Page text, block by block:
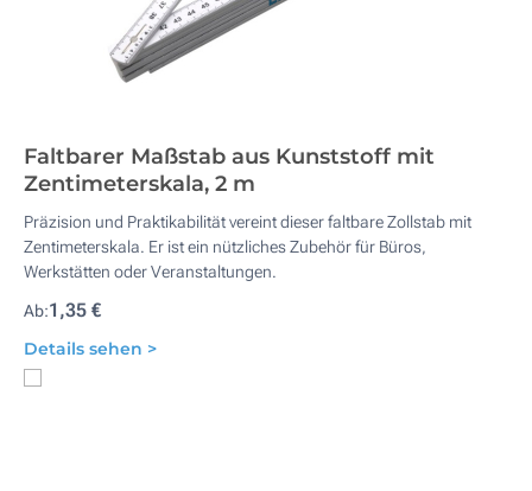
Faltbarer Maßstab aus Kunststoff mit
Zentimeterskala, 2 m
Präzision und Praktikabilität vereint dieser faltbare Zollstab mit
Zentimeterskala. Er ist ein nützliches Zubehör für Büros,
Werkstätten oder Veranstaltungen.
Ab:1,35 €
Details sehen >